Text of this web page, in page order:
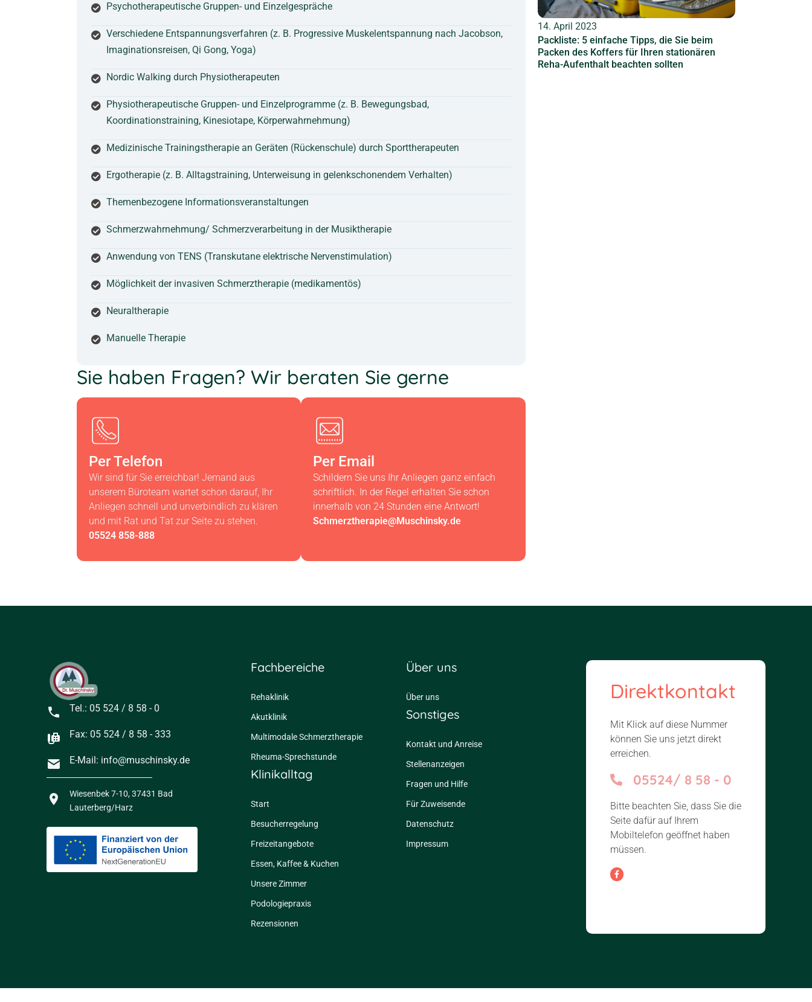
Psychotherapeutische Gruppen- und Einzelgespräche
Verschiedene Entspannungsverfahren (z. B. Progressive Muskelentspannung nach Jacobson,
Imaginationsreisen, Qi Gong, Yoga)
Nordic Walking durch Physiotherapeuten
Physiotherapeutische Gruppen- und Einzelprogramme (z. B. Bewegungsbad,
Koordinationstraining, Kinesiotape, Körperwahrnehmung)
Medizinische Trainingstherapie an Geräten (Rückenschule) durch Sporttherapeuten
Ergotherapie (z. B. Alltagstraining, Unterweisung in gelenkschonendem Verhalten)
Themenbezogene Informationsveranstaltungen
Schmerzwahrnehmung/ Schmerzverarbeitung in der Musiktherapie
Anwendung von TENS (Transkutane elektrische Nervenstimulation)
Möglichkeit der invasiven Schmerztherapie (medikamentös)
Neuraltherapie
Manuelle Therapie
Sie haben Fragen? Wir beraten Sie gerne
Per Telefon
Wir sind für Sie erreichbar! Jemand aus
unserem Büroteam wartet schon darauf, Ihr
Anliegen schnell und unverbindlich zu klären
und mit Rat und Tat zur Seite zu stehen.
05524 858-888
Per Email
Schildern Sie uns Ihr Anliegen ganz einfach
schriftlich. In der Regel erhalten Sie schon
innerhalb von 24 Stunden eine Antwort!
Schmerztherapie@Muschinsky.de
14. April 2023
Packliste: 5 einfache Tipps, die Sie beim
Packen des Koffers für Ihren stationären
Reha-Aufenthalt beachten sollten
Tel.: 05 524 / 8 58 - 0
Fax: 05 524 / 8 58 - 333
E-Mail: info@muschinsky.de
Wiesenbek 7-10, 37431 Bad
Lauterberg/Harz
Fachbereiche
Rehaklinik
Akutklinik
Multimodale Schmerztherapie
Rheuma-Sprechstunde
Klinikalltag
Start
Besucherregelung
Freizeitangebote
Essen, Kaffee & Kuchen
Unsere Zimmer
Podologiepraxis
Rezensionen
Über uns
Über uns
Sonstiges
Kontakt und Anreise
Stellenanzeigen
Fragen und Hilfe
Für Zuweisende
Datenschutz
Impressum
Direktkontakt
Mit Klick auf diese Nummer
können Sie uns jetzt direkt
erreichen.
05524/ 8 58 - 0
Bitte beachten Sie, dass Sie die
Seite dafür auf Ihrem
Mobiltelefon geöffnet haben
müssen.